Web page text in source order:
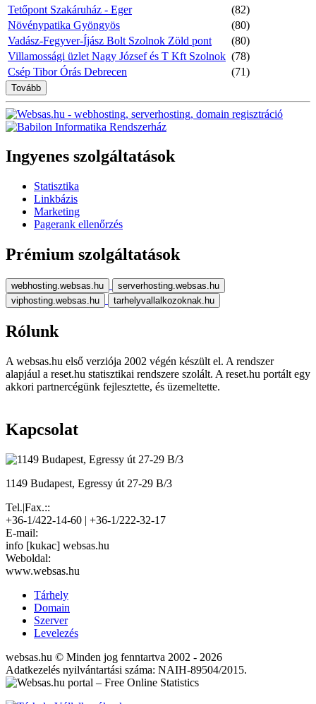
Tetőpont Szakáruház - Eger
(82)
Növénypatika Gyöngyös
(80)
Vadász-Fegyver-Íjász Bolt Szolnok Zöld pont
(80)
Villamossági üzlet Nagy József és T Kft Szolnok (78)
Csép Tibor Órás Debrecen
(71)
Tovább
Ingyenes szolgáltatások
Statisztika
Linkbázis
Marketing
Pagerank ellenőrzés
Prémium szolgáltatások
webhosting.websas.hu
serverhosting.websas.hu
viphosting.websas.hu
tarhelyvallalkozoknak.hu
Rólunk
A websas.hu első verziója 2002 végén készült el. A rendszer
alapjául a reset.hu statisztikai rendszere szolált. A reset.hu portált egy
akkori partnercégünk fejlesztette, és üzemeltette.
Kapcsolat
1149 Budapest, Egressy út 27-29 B/3
Tel.|Fax.::
+36-1/422-14-60 | +36-1/222-32-17
E-mail:
info [kukac] websas.hu
Weboldal:
www.websas.hu
Tárhely
Domain
Szerver
Levelezés
websas.hu © Minden jog fenntartva 2002 - 2026
Adatkezelés nyilvántartási száma: NAIH-89504/2015.